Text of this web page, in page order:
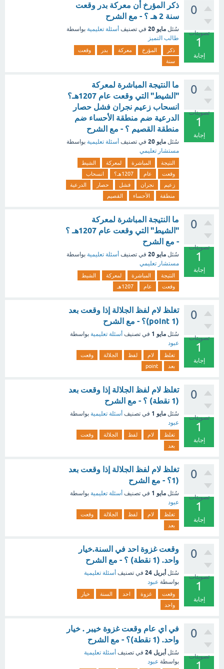
0
تصويتات
1
إجابة
ذكر المؤرخ أن معركة بدر وقعت
سنة 2 هـ ؟ - مع الشرح
سُئل مايو 20 في تصنيف أسئلة تعليمية بواسطة
طالب التميز
ذكر المؤرخ معركة بدر
وقعت
سنة
0
تصويتات
1
إجابة
ما النتيجة المباشرة لمعركة
"الشيط" التي وقعت عام 1207هـ؟
انسحاب زعيم نجران فشل حصار
الدرعية ضم منطقة الأحساء ضم
منطقة القصيم ؟ - مع الشرح
سُئل مايو 20 في تصنيف أسئلة تعليمية بواسطة
مستشار تعليمي
النتيجة المباشرة لمعركة
الشيط
وقعت
عام 1207هـ؟
انسحاب
زعيم
نجران فشل حصار
الدرعية
منطقة
الأحساء القصيم
0
تصويتات
1
إجابة
ما النتيجة المباشرة لمعركة
"الشيط" التي وقعت عام 1207هـ ؟
- مع الشرح
سُئل مايو 20 في تصنيف أسئلة تعليمية بواسطة
مستشار تعليمي
النتيجة المباشرة لمعركة
الشيط
وقعت
عام 1207هـ
0
تصويتات
1
إجابة
تغلظ لام لفظ الجلالة إذا وقعت بعد
(1 point)؟ - مع الشرح
سُئل مايو 1 في تصنيف أسئلة تعليمية بواسطة
عبود
تغلظ لام لفظ الجلالة
وقعت
بعد
point
0
تصويتات
1
إجابة
تغلظ لام لفظ الجلالة إذا وقعت بعد
(1 نقطة) ؟ - مع الشرح
سُئل مايو 1 في تصنيف أسئلة تعليمية بواسطة
عبود
تغلظ لام لفظ الجلالة
وقعت
بعد
0
تصويتات
1
إجابة
تغلظ لام لفظ الجلالة إذا وقعت بعد
(1؟ - مع الشرح
سُئل مايو 1 في تصنيف أسئلة تعليمية بواسطة
عبود
تغلظ لام لفظ الجلالة
وقعت
بعد
0
تصويتات
1
إجابة
وقعت غزوة احد في السنة.خيار
واحد. (1 نقطة) ؟ - مع الشرح
سُئل أبريل 24 في تصنيف أسئلة تعليمية
بواسطة عبود
وقعت غزوة احد السنة
خيار
واحد
0
تصويتات
1
في اي عام وقعت غزوة خيبر . خيار
واحد. (1 نقطة)؟ - مع الشرح
سُئل أبريل 24 في تصنيف أسئلة تعليمية
بواسطة عبود